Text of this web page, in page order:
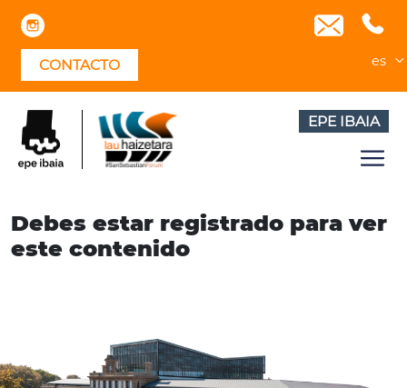
Skip
contentCONTACTO es
EPE IBAIA
Debes estar registrado para ver
este contenido